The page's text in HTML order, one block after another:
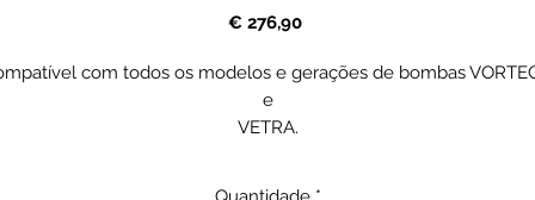
€ 276,90Preço
com todos os modelos e gerações de bombas
e
VETRA.